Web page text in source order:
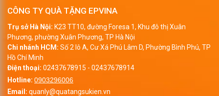
CÔNG TY QUÀ TẶNG EPVINA
Trụ sở Hà Nội: K23 TT10, đường Foresa 1, Khu đô thị Xuân
Phương, phường Xuân Phương, TP Hà Nội
Chi nhánh HCM: Số 2 lô A, Cư Xá Phú Lâm D, Phường Bình Phú, TP
Hồ Chí Minh
Điện thoại: 02437678915 - 02437678914
Hotline: 0903296006
Email: quanly@quatangsukien.vn